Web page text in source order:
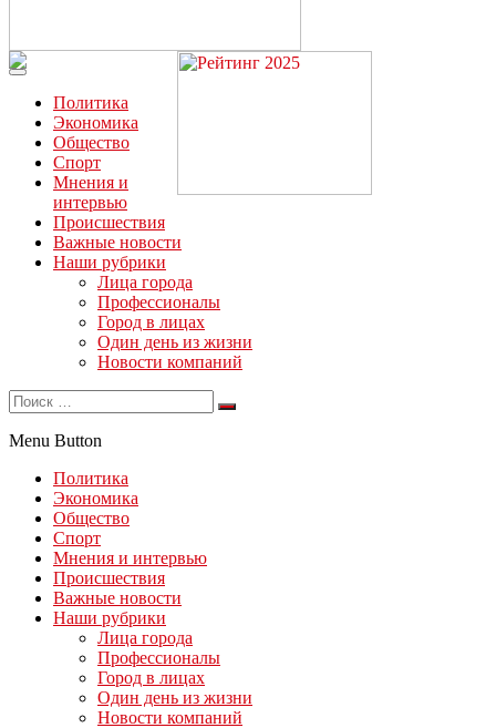
Читайте последние новости дня в Тульской области на сайте
“ЗаНовомосковск”
Политика
Экономика
Общество
Спорт
Мнения и
интервью
Происшествия
Важные новости
Наши рубрики
Лица города
Профессионалы
Город в лицах
Один день из жизни
Новости компаний
Menu Button
Политика
Экономика
Общество
Спорт
Мнения и интервью
Происшествия
Важные новости
Наши рубрики
Лица города
Профессионалы
Город в лицах
Один день из жизни
Новости компаний